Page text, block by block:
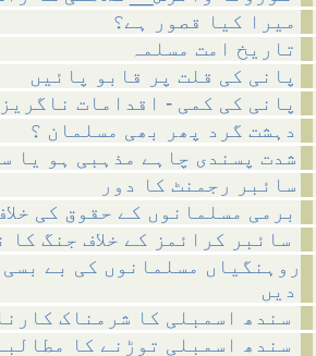
میرا کیا قصور ہے؟
تاریخ امت مسلمہ
پانی کی قلت پر قابو پائیں
پانی کی کمی - اقدامات ناگریز
دہشت گرد پھر بھی مسلمان ؟
شدت پسندی چاہے مذہبی ہو یا
سائبر رجمنٹ کا دور
برمی مسلمانوں کے حقوق کی
روہنگیاں مسلمانوں کی بے
دیں